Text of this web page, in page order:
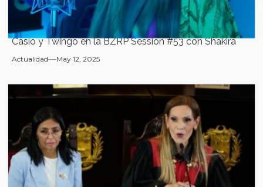
Casio y Twingo en la BZRP Session #53 con Shakira
Actualidad May 12, 2025